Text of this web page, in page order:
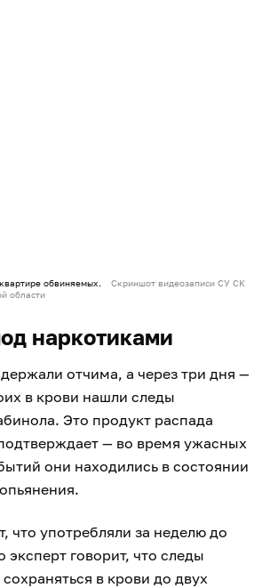
обвиняемых.
Скриншот видеозаписи СУ СК
области
наркотиками
отчима, а через три дня —
в крови нашли следы
Это продукт распада
— во время ужасных
они находились в состоянии
что употребляли за неделю до
эксперт говорит, что следы
в крови до двух